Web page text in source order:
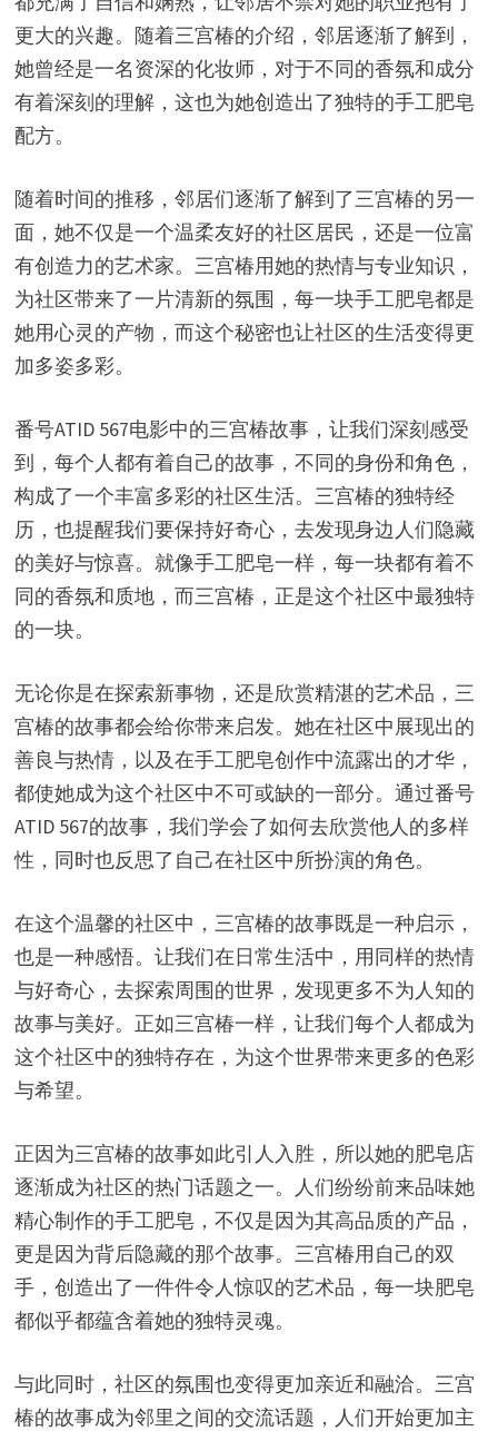
更大的兴趣。随着三宫椿的介绍，邻居逐渐了解到，
她曾经是一名资深的化妆师，对于不同的香氛和成分
有着深刻的理解，这也为她创造出了独特的手工肥皂
配方。
随着时间的推移，邻居们逐渐了解到了三宫椿的另一
面，她不仅是一个温柔友好的社区居民，还是一位富
有创造力的艺术家。三宫椿用她的热情与专业知识，
为社区带来了一片清新的氛围，每一块手工肥皂都是
她用心灵的产物，而这个秘密也让社区的生活变得更
加多姿多彩。
番号ATID 567电影中的三宫椿故事，让我们深刻感受
到，每个人都有着自己的故事，不同的身份和角色，
构成了一个丰富多彩的社区生活。三宫椿的独特经
历，也提醒我们要保持好奇心，去发现身边人们隐藏
的美好与惊喜。就像手工肥皂一样，每一块都有着不
同的香氛和质地，而三宫椿，正是这个社区中最独特
的一块。
无论你是在探索新事物，还是欣赏精湛的艺术品，三
宫椿的故事都会给你带来启发。她在社区中展现出的
善良与热情，以及在手工肥皂创作中流露出的才华，
都使她成为这个社区中不可或缺的一部分。通过番号
ATID 567的故事，我们学会了如何去欣赏他人的多样
性，同时也反思了自己在社区中所扮演的角色。
在这个温馨的社区中，三宫椿的故事既是一种启示，
也是一种感悟。让我们在日常生活中，用同样的热情
与好奇心，去探索周围的世界，发现更多不为人知的
故事与美好。正如三宫椿一样，让我们每个人都成为
这个社区中的独特存在，为这个世界带来更多的色彩
与希望。
正因为三宫椿的故事如此引人入胜，所以她的肥皂店
逐渐成为社区的热门话题之一。人们纷纷前来品味她
精心制作的手工肥皂，不仅是因为其高品质的产品，
更是因为背后隐藏的那个故事。三宫椿用自己的双
手，创造出了一件件令人惊叹的艺术品，每一块肥皂
都似乎都蕴含着她的独特灵魂。
与此同时，社区的氛围也变得更加亲近和融洽。三宫
椿的故事成为邻里之间的交流话题，人们开始更加主